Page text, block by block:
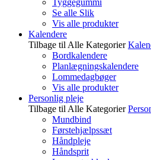
Tyggegummi
Se alle Slik
Vis alle produkter
Kalendere
Tilbage til Alle Kategorier
Bordkalendere
Planlægningskalendere
Lommedagbøger
Vis alle produkter
Personlig pleje
Tilbage til Alle Kategorier
Mundbind
Førstehjælpssæt
Håndpleje
Håndsprit